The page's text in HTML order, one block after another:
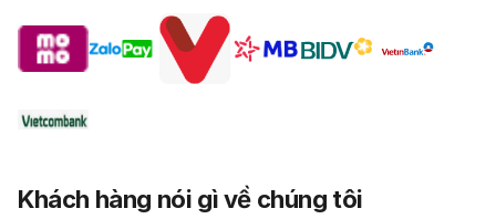
Khách hàng nói gì về chúng tôi